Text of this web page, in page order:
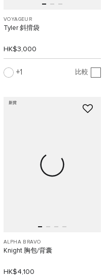
VOYAGEUR
Tyler 斜揹袋
HK$3,000
1 比較
新貨
ALPHA BRAVO
Knight 胸包/背囊
HK$4,100